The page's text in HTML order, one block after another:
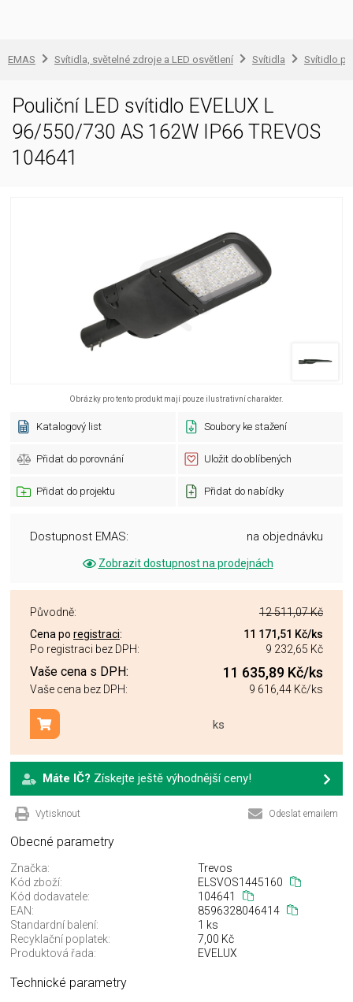
EMAS Svítidla, světelné zdroje a LED osvětlení Svítidla Svítidlo
Pouliční LED svítidlo EVELUX L
96/550/730 AS 162W IP66 TREVOS
104641
Obrázky pro tento produkt mají pouze ilustrativní charakter.
Katalogový list Soubory ke stažení
Přidat do porovnání Uložit do oblíbených
Přidat do projektu Přidat do nabídky
Dostupnost EMAS: na objednávku
Zobrazit dostupnost na prodejnách
Původně:
12 511,07 Kč
Cena po registraci: 11 171,51 Kč/ks
Po registraci bez DPH:
9 232,65 Kč
Vaše cena s DPH: 11 635,89 Kč/ks
Vaše cena bez DPH: 9 616,44 Kč/ks
ks
Přidat do košíku
Máte IČ? Získejte ještě výhodnější ceny!
Vytisknout Odeslat emailem
Obecné parametry
Značka:
Trevos
Kód zboží:
ELSVOS1445160
Kód dodavatele:
104641
EAN:
8596328046414
Standardní balení:
1 ks
Recyklační poplatek:
7,00 Kč
Produktová řada:
EVELUX
Technické parametry